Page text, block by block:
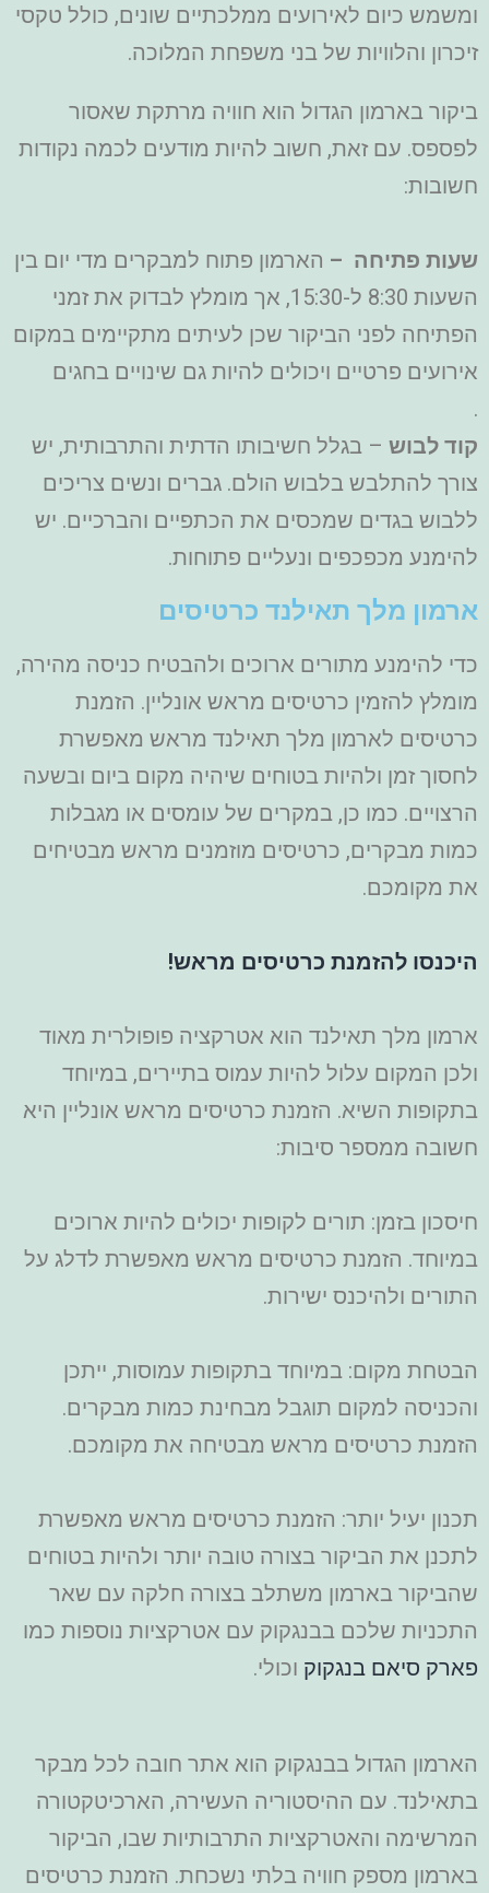
ומשמש כיום לאירועים ממלכתיים שונים, כולל טקסי
זיכרון והלוויות של בני משפחת המלוכה.
ביקור בארמון הגדול הוא חוויה מרתקת שאסור
לפספס. עם זאת, חשוב להיות מודעים לכמה נקודות
חשובות:
שעות פתיחה – הארמון פתוח למבקרים מדי יום בין
השעות 8:30 ל-15:30, אך מומלץ לבדוק את זמני
הפתיחה לפני הביקור שכן לעיתים מתקיימים במקום
אירועים פרטיים ויכולים להיות גם שינויים בחגים
.
קוד לבוש – בגלל חשיבותו הדתית והתרבותית, יש
צורך להתלבש בלבוש הולם. גברים ונשים צריכים
ללבוש בגדים שמכסים את הכתפיים והברכיים. יש
להימנע מכפכפים ונעליים פתוחות.
ארמון מלך תאילנד כרטיסים
כדי להימנע מתורים ארוכים ולהבטיח כניסה מהירה,
מומלץ להזמין כרטיסים מראש אונליין. הזמנת
כרטיסים לארמון מלך תאילנד מראש מאפשרת
לחסוך זמן ולהיות בטוחים שיהיה מקום ביום ובשעה
הרצויים. כמו כן, במקרים של עומסים או מגבלות
כמות מבקרים, כרטיסים מוזמנים מראש מבטיחים
את מקומכם.
היכנסו להזמנת כרטיסים מראש!
ארמון מלך תאילנד הוא אטרקציה פופולרית מאוד
ולכן המקום עלול להיות עמוס בתיירים, במיוחד
בתקופות השיא. הזמנת כרטיסים מראש אונליין היא
חשובה ממספר סיבות:
חיסכון בזמן: תורים לקופות יכולים להיות ארוכים
במיוחד. הזמנת כרטיסים מראש מאפשרת לדלג על
התורים ולהיכנס ישירות.
הבטחת מקום: במיוחד בתקופות עמוסות, ייתכן
והכניסה למקום תוגבל מבחינת כמות מבקרים.
הזמנת כרטיסים מראש מבטיחה את מקומכם.
תכנון יעיל יותר: הזמנת כרטיסים מראש מאפשרת
לתכנן את הביקור בצורה טובה יותר ולהיות בטוחים
שהביקור בארמון משתלב בצורה חלקה עם שאר
התכניות שלכם בבנגקוק עם אטרקציות נוספות כמו
פארק סיאם בנגקוק וכולי.
הארמון הגדול בבנגקוק הוא אתר חובה לכל מבקר
בתאילנד. עם ההיסטוריה העשירה, הארכיטקטורה
המרשימה והאטרקציות התרבותיות שבו, הביקור
בארמון מספק חוויה בלתי נשכחת. הזמנת כרטיסים